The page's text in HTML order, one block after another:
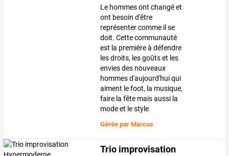
Le hommes ont changé et
ont besoin d'être
représenter comme il se
doit. Cette communauté
est la première à défendre
les droits, les goûts et les
envies des nouveaux
hommes d'aujourd'hui qui
aiment le foot, la musique,
faire la fête mais aussi la
mode et le style
Gérée parMarcus
Trio improvisation